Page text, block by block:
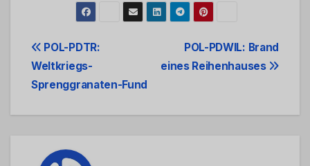
Beitrags-
Navigation
POL-PDWIL: Brand
eines Reihenhauses
POL-PDTR:
Weltkriegs-
Sprenggranaten-Fund